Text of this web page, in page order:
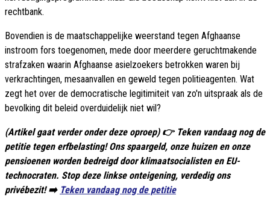
rechtbank.
Bovendien is de maatschappelijke weerstand tegen Afghaanse
instroom fors toegenomen, mede door meerdere geruchtmakende
strafzaken waarin Afghaanse asielzoekers betrokken waren bij
verkrachtingen, mesaanvallen en geweld tegen politieagenten. Wat
zegt het over de democratische legitimiteit van zo'n uitspraak als de
bevolking dit beleid overduidelijk niet wil?
(Artikel gaat verder onder deze oproep) 👉 Teken vandaag nog de
petitie tegen erfbelasting! Ons spaargeld, onze huizen en onze
pensioenen worden bedreigd door klimaatsocialisten en EU-
technocraten. Stop deze linkse onteigening, verdedig ons
privébezit! ➡️ Teken vandaag nog de petitie